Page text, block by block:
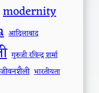
modernity
आदिलाबाद
गुरुजी रविन्द्र शर्मा
भारतीयता